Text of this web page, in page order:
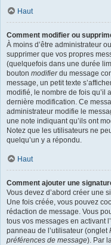
Haut
Comment modifier ou
À moins d’être administrateur
supprimer que vos propres
(quelquefois dans une durée
bouton modifierdu message
message, un petit texte
modifié, le nombre de fois qu’il
dernière modification. Ce
administrateur modifie le
une note indiquant qu’ils ont
Notez que les utilisateurs ne
quelqu’un y a répondu.
Haut
Comment ajouter une
Vous devez d’abord créer une
Une fois créée, vous pouvez
rédaction de message. Vous
tous vos messages en activant
panneau de l’utilisateur (onglet
préférences de message). Par